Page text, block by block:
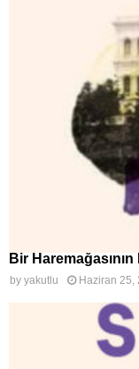
Bir
by yakutlu Haziran 25,